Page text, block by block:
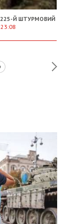
225-Й ШТУРМОВИЙ
23:08